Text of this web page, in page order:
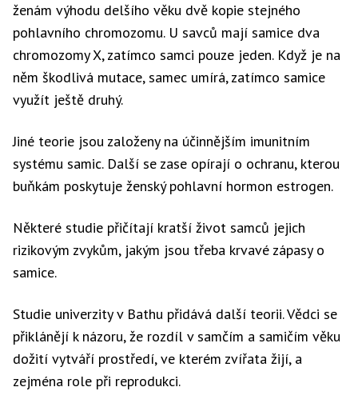
ženám výhodu delšího věku dvě kopie stejného
pohlavního chromozomu. U savců mají samice dva
chromozomy X, zatímco samci pouze jeden. Když je na
něm škodlivá mutace, samec umírá, zatímco samice
využít ještě druhý.
Jiné teorie jsou založeny na účinnějším imunitním
systému samic. Další se zase opírají o ochranu, kterou
buňkám poskytuje ženský pohlavní hormon estrogen.
Některé studie přičítají kratší život samců jejich
rizikovým zvykům, jakým jsou třeba krvavé zápasy o
samice.
Studie univerzity v Bathu přidává další teorii. Vědci se
přiklánějí k názoru, že rozdíl v samčím a samičím věku
dožití vytváří prostředí, ve kterém zvířata žijí, a
zejména role při reprodukci.